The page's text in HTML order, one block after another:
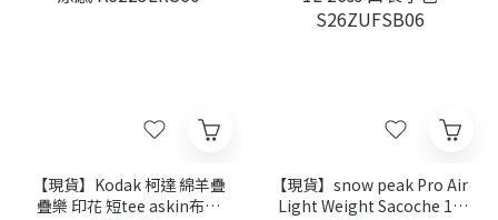
【現貨】Kodak 柯達 綿羊疊
疊樂 印花 短tee askin布料
【現貨】snow peak Pro Air
Light Weight Sacoche 1L